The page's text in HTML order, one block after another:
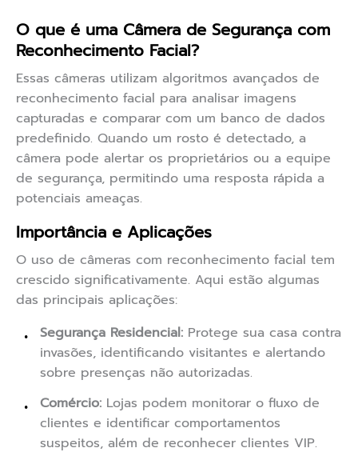
O que é uma Câmera de Segurança com
Reconhecimento Facial?
Essas câmeras utilizam algoritmos avançados de
reconhecimento facial para analisar imagens
capturadas e comparar com um banco de dados
predefinido. Quando um rosto é detectado, a
câmera pode alertar os proprietários ou a equipe
de segurança, permitindo uma resposta rápida a
potenciais ameaças.
Importância e Aplicações
O uso de câmeras com reconhecimento facial tem
crescido significativamente. Aqui estão algumas
das principais aplicações:
Segurança Residencial: Protege sua casa contra
invasões, identificando visitantes e alertando
sobre presenças não autorizadas.
Comércio: Lojas podem monitorar o fluxo de
clientes e identificar comportamentos
suspeitos, além de reconhecer clientes VIP.